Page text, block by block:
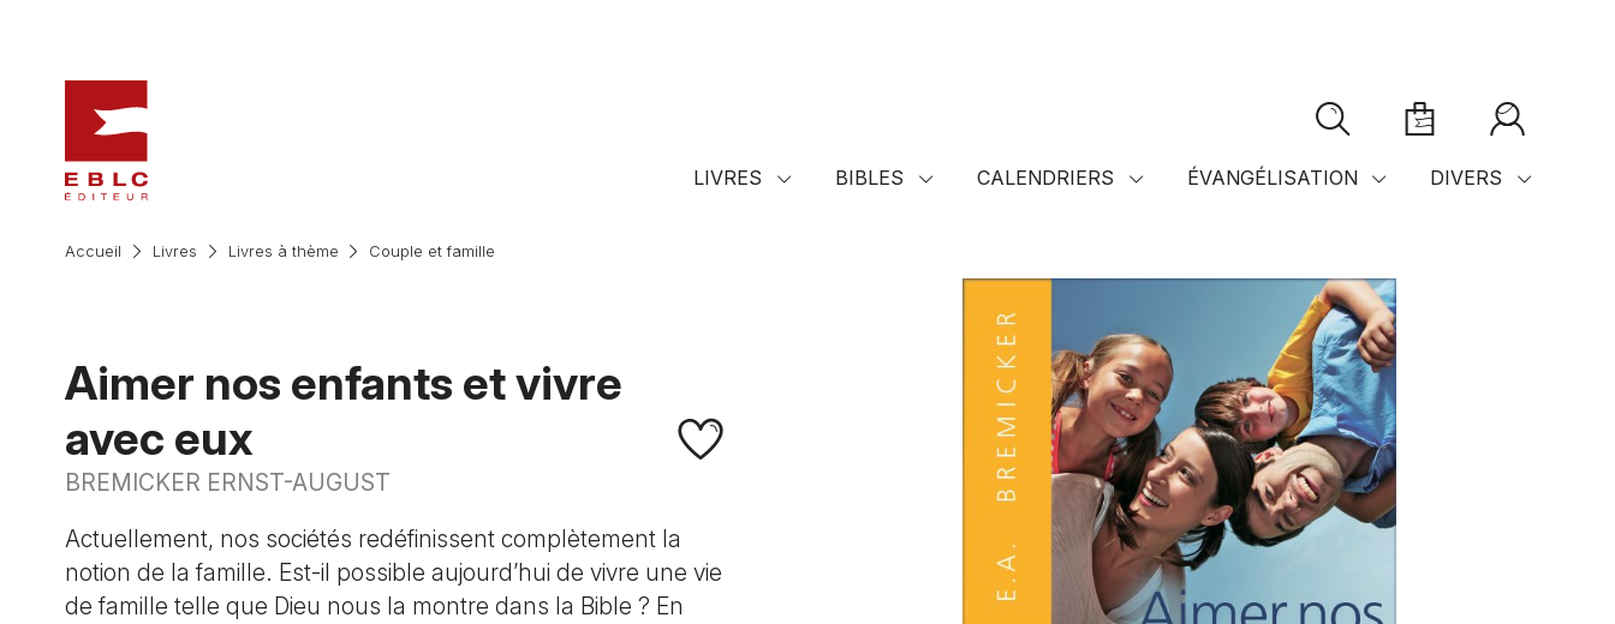
LIVRES BIBLES CALENDRIERS ÉVANGÉLISATION DIVERS
Accueil Livres Livres à thème Couple et famille
Aimer nos enfants et vivre
avec eux
BREMICKER ERNST-AUGUST
Actuellement, nos sociétés redéfinissent complètement la
notion de la famille. Est-il possible aujourd’hui de vivre une vie
de famille telle que Dieu nous la montre dans la Bible ? En